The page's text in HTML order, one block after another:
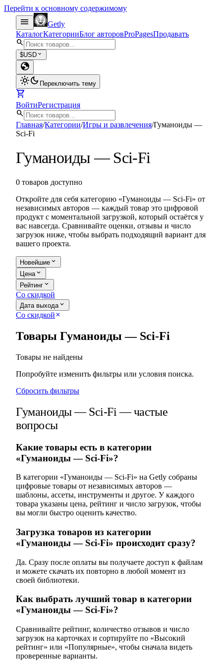
Перейти к основному содержимому
menu
Getly
КаталогКатегорииБлог авторовProPagesПродавать
search
$USD expand_more
globe
light_modedark_mode Переключить тему
shopping_cart
ВойтиРегистрация
search
Главная/Категории/Игры и развлечения/Гуманоиды —
Sci-Fi
Гуманоиды — Sci-Fi
0 товаров доступно
Откройте для себя категорию «Гуманоиды — Sci-Fi» от
независимых авторов — каждый товар это цифровой
продукт с моментальной загрузкой, который остаётся у
вас навсегда. Сравнивайте оценки, отзывы и число
загрузок ниже, чтобы выбрать подходящий вариант для
вашего проекта.
Новейшие expand_more
Цена expand_more
Рейтинг expand_more
Со скидкой
Дата выхода expand_more
Со скидкой close
Товары Гуманоиды — Sci-Fi
Товары не найдены
Попробуйте изменить фильтры или условия поиска.
Сбросить фильтры
Гуманоиды — Sci-Fi — частые
вопросы
Какие товары есть в категории
«Гуманоиды — Sci-Fi»?
В категории «Гуманоиды — Sci-Fi» на Getly собраны
цифровые товары от независимых авторов —
шаблоны, ассеты, инструменты и другое. У каждого
товара указаны цена, рейтинг и число загрузок, чтобы
вы могли быстро оценить качество.
Загрузка товаров из категории
«Гуманоиды — Sci-Fi» происходит сразу?
Да. Сразу после оплаты вы получаете доступ к файлам
и можете скачать их повторно в любой момент из
своей библиотеки.
Как выбрать лучший товар в категории
«Гуманоиды — Sci-Fi»?
Сравнивайте рейтинг, количество отзывов и число
загрузок на карточках и сортируйте по «Высокий
рейтинг» или «Популярные», чтобы сначала видеть
проверенные варианты.